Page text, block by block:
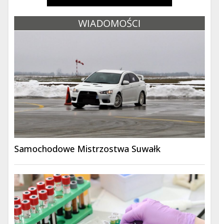
WIADOMOŚCI
Samochodowe Mistrzostwa Suwałk